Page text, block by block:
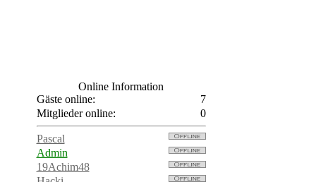
Online Information
Gäste online:
7
Mitglieder online:
0
Pascal
Admin
19Achim48